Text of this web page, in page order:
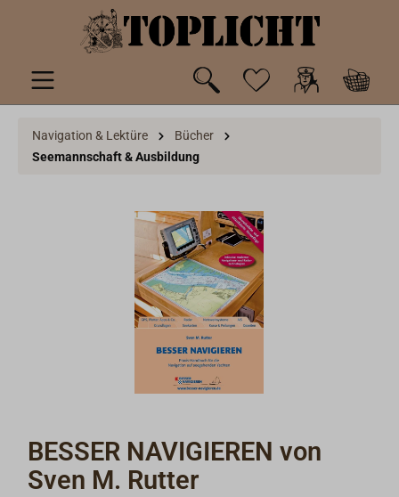
springen
Navigation & Lektüre
Bücher
Seemannschaft & Ausbildung
BESSER NAVIGIEREN von
Sven M. Rutter